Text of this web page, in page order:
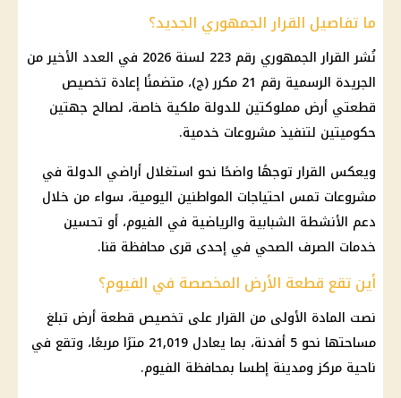
ما تفاصيل القرار الجمهوري الجديد؟
نُشرالقرار الجمهوري رقم 223 لسنة 2026 في العدد الأخير من
الجريدة الرسمية
رقم 21 مكرر (ج)، متضمنًا إعادة تخصيص
قطعتي أرض مملوكتين للدولة ملكية خاصة، لصالح جهتين
حكوميتين لتنفيذ مشروعات خدمية.
ويعكس القرار توجهًا واضحًا نحو استغلال أراضي الدولة في
مشروعات تمس احتياجات المواطنين اليومية، سواء من خلال
دعم الأنشطة الشبابية والرياضية في الفيوم، أو تحسين
خدمات الصرف الصحي في إحدى قرى محافظة قنا.
أين تقع قطعة الأرض المخصصة في الفيوم؟
نصت المادة الأولى من القرار على تخصيص قطعة أرض تبلغ
مساحتها نحو 5 أفدنة، بما يعادل 21,019 مترًا مربعًا، وتقع في
ناحية مركز ومدينة إطسا بمحافظة الفيوم.